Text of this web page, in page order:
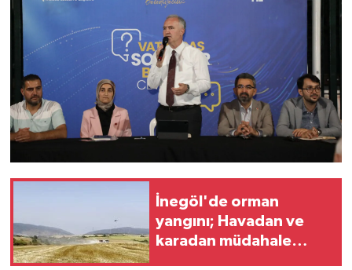
İnegöl'de orman
yangını; Havadan ve
karadan müdahale